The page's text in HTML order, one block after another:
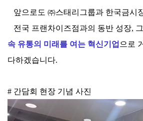
앞으로도 ㈜스태리그룹과 한국금시
전국 프랜차이즈점과의 동반 성장,
속 유통의 미래를 여는 혁신기업 으로
다하겠습니다.
# 간담회 현장 기념 사진